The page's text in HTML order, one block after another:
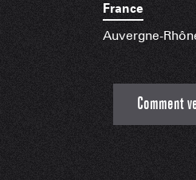
France
Auvergne-
Comment